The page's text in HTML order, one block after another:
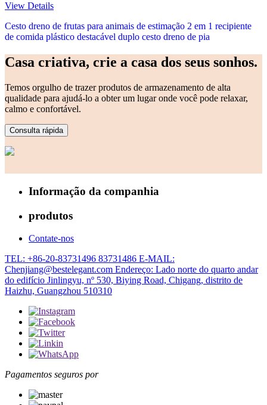
View Details
Cesto dreno de frutas para animais de estimação 2 em 1 recipiente
de comida plástico destacável duplo cesto dreno de pia
Casa criativa, crie a casa dos seus sonhos.
Temos orgulho de trazer produtos de armazenamento de alta
qualidade para ajudá-lo a obter um lugar onde você pode relaxar,
calmo e confortável.
Consulta rápida
Informação da companhia
produtos
Contate-nos
TEL: +86-20-83731496 83731486 E-MAIL:
Chenjiang@bestelegant.com Endereço: Lado norte do quarto andar
do edifício Jinlingyu, nº 530, Biying Road, Chigang, distrito de
Haizhu, Guangzhou 510310
Pagamentos seguros por